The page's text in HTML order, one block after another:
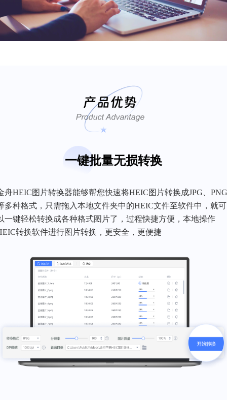
一键批量无损转换
舟HEIC图片转换器能够帮您快速将HEIC图片转换成JPG、
多种格式，只需拖入本地文件夹中的HEIC文件至软件中，就可
一键轻松转换成各种格式图片了，过程快捷方便，本地操作
转换软件进行图片转换，更安全，更便捷